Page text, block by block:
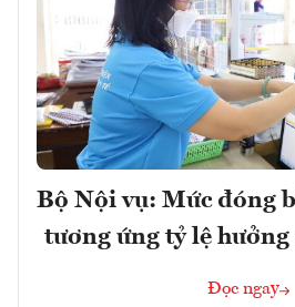
Bộ Nội vụ: Mức đóng
tương ứng tỷ lệ hưởng
Đọc ngay